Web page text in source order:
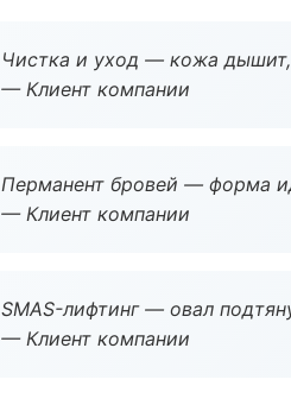
Чистка и уход — кожа
— Клиент компании
Перманент бровей — форма
— Клиент компании
SMAS-лифтинг — овал
— Клиент компании